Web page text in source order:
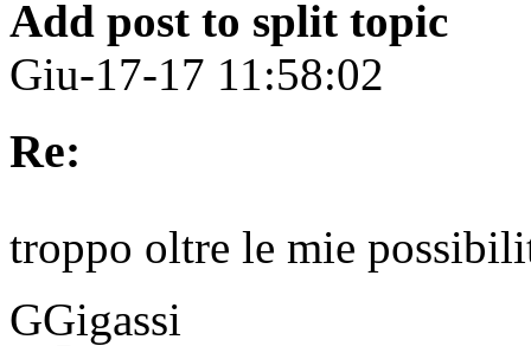
Add post to split topic
Giu-17-17 11:58:02
Re:
troppo oltre le mie
GGigassi